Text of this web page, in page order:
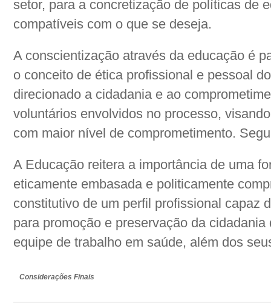
setor, para a concretização de políticas de
compatíveis com o que se deseja.
A conscientização através da educação é
o conceito de ética profissional e pessoal
direcionado a cidadania e ao
voluntários envolvidos no processo,
com maior nível de comprometimento.
A Educação reitera a importância de uma
eticamente embasada e politicamente
constitutivo de um perfil profissional capaz
para promoção e preservação da
equipe de trabalho em saúde, além dos
Considerações Finais